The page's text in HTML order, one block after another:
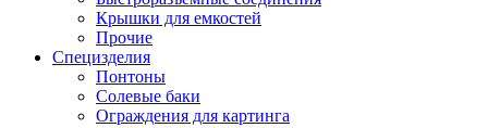
Крышки для емкостей
Прочие
Специзделия
Понтоны
Солевые баки
Ограждения для картинга